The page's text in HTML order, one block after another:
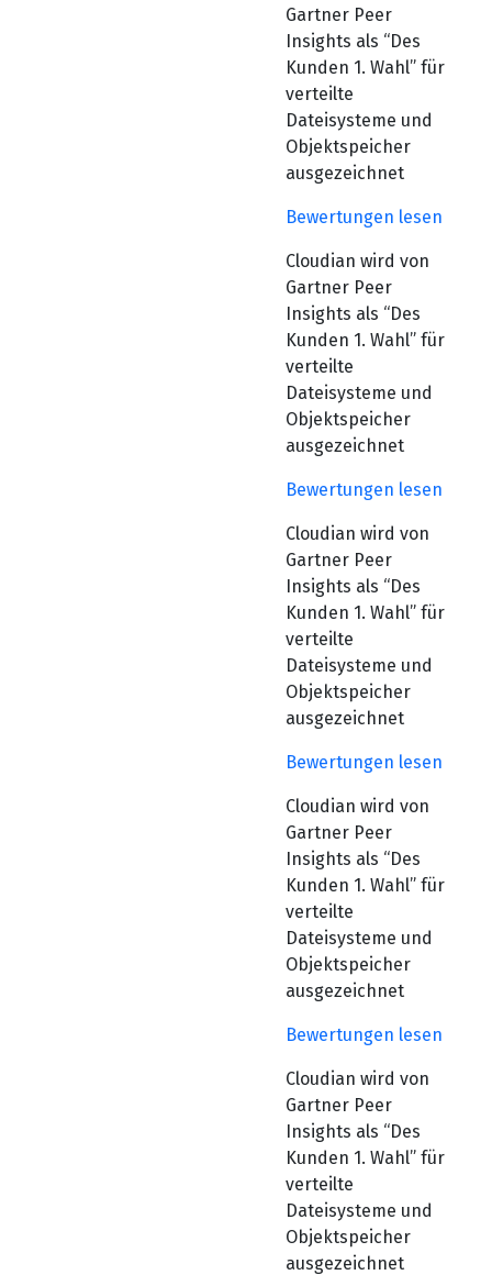
Gartner Peer
Insights als “Des
Kunden 1. Wahl” für
verteilte
Dateisysteme und
Objektspeicher
ausgezeichnet
Bewertungen lesen
Cloudian wird von
Gartner Peer
Insights als “Des
Kunden 1. Wahl” für
verteilte
Dateisysteme und
Objektspeicher
ausgezeichnet
Bewertungen lesen
Cloudian wird von
Gartner Peer
Insights als “Des
Kunden 1. Wahl” für
verteilte
Dateisysteme und
Objektspeicher
ausgezeichnet
Bewertungen lesen
Cloudian wird von
Gartner Peer
Insights als “Des
Kunden 1. Wahl” für
verteilte
Dateisysteme und
Objektspeicher
ausgezeichnet
Bewertungen lesen
Cloudian wird von
Gartner Peer
Insights als “Des
Kunden 1. Wahl” für
verteilte
Dateisysteme und
Objektspeicher
ausgezeichnet